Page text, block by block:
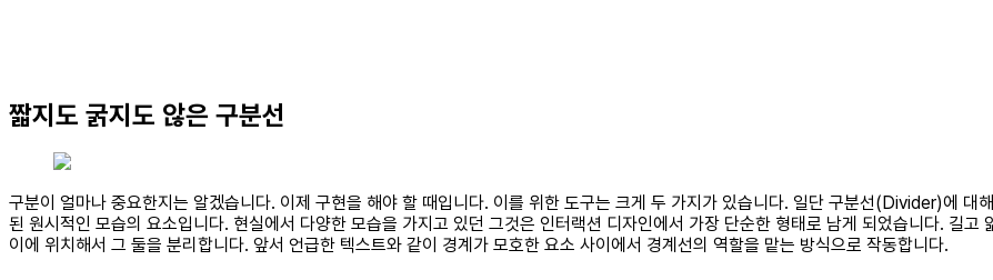
짧지도 굵지도 않은 구분선
구분이 얼마나 중요한지는 알겠습니다. 이제 구현을 해야 할 때입니다. 이를 위한 도구는 크게 두 가지가 있습니다. 일단 구분선(Divider)에 대
된 원시적인 모습의 요소입니다. 현실에서 다양한 모습을 가지고 있던 그것은 인터랙션 디자인에서 가장 단순한 형태로 남게 되었습니다. 길
이에 위치해서 그 둘을 분리합니다. 앞서 언급한 텍스트와 같이 경계가 모호한 요소 사이에서 경계선의 역할을 맡는 방식으로 작동합니다.